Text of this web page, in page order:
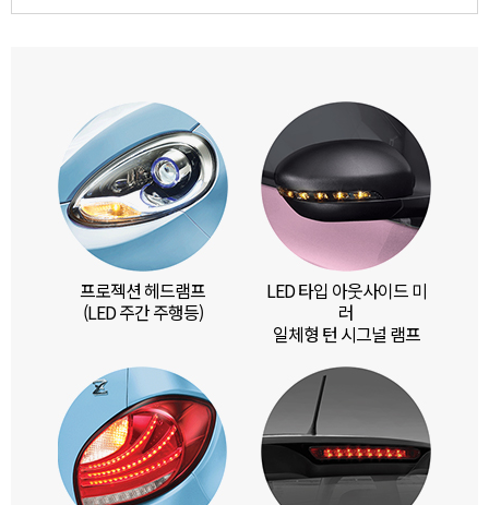
프로젝션 헤드램프
(LED 주간 주행등)
LED 타입 아웃사이드 미
러
일체형 턴 시그널 램프